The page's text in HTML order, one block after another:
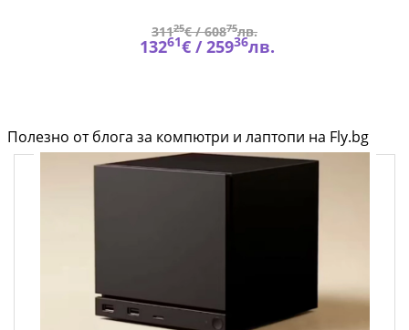
31125€ /60875лв.
13261€ /25936лв.
Полезно от блога за компютри и лаптопи на Fly.bg